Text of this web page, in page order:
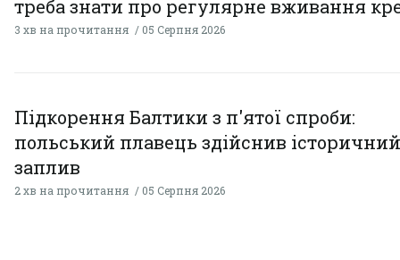
треба знати про регулярне вживання
3 хв на прочитання 05 Серпня 2026
Підкорення Балтики з п'ятої спроби:
польський плавець здійснив історичний
заплив
2 хв на прочитання 05 Серпня 2026